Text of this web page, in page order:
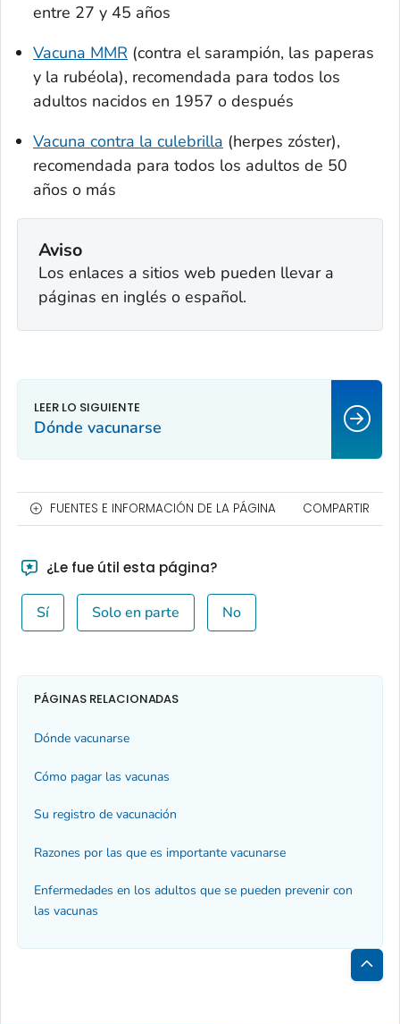
entre 27 y 45 años
Vacuna MMR (contra el sarampión, las paperas
y la rubéola), recomendada para todos los
adultos nacidos en 1957 o después
Vacuna contra la culebrilla (herpes zóster),
recomendada para todos los adultos de 50
años o más
Aviso
Los enlaces a sitios web pueden llevar a
páginas en inglés o español.
Dónde vacunarse
FUENTES E INFORMACIÓN DE LA PÁGINA COMPARTIR
¿Le fue útil esta página?
Sí Solo en parte No
PÁGINAS RELACIONADAS
Dónde vacunarse
Cómo pagar las vacunas
Su registro de vacunación
Razones por las que es importante vacunarse
Enfermedades en los adultos que se pueden prevenir con
las vacunas